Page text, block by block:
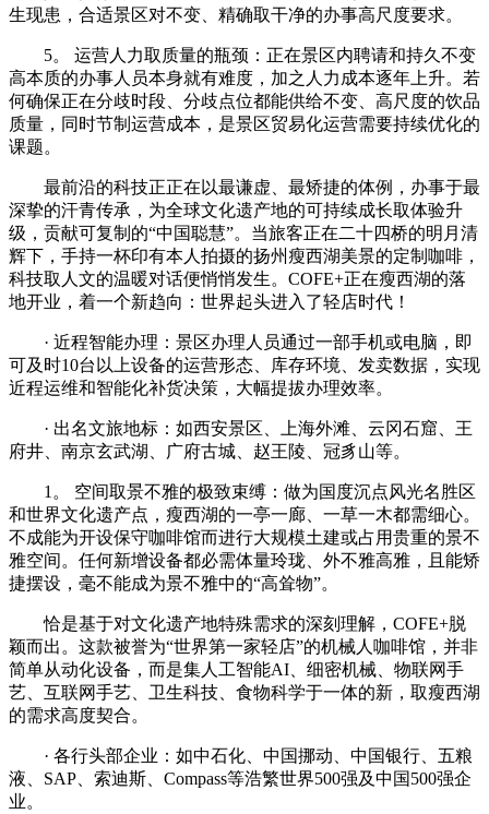
生现患，合适景区对不变、精确取干净的办事高尺度要求。
5。 运营人力取质量的瓶颈：正在景区内聘请和持久不变
高本质的办事人员本身就有难度，加之人力成本逐年上升。若
何确保正在分歧时段、分歧点位都能供给不变、高尺度的饮品
质量，同时节制运营成本，是景区贸易化运营需要持续优化的
课题。
最前沿的科技正正在以最谦虚、最矫捷的体例，办事于最
深挚的汗青传承，为全球文化遗产地的可持续成长取体验升
级，贡献可复制的“中国聪慧”。当旅客正在二十四桥的明月清
辉下，手持一杯印有本人拍摄的扬州瘦西湖美景的定制咖啡，
科技取人文的温暖对话便悄悄发生。COFE+正在瘦西湖的落
地开业，着一个新趋向：世界起头进入了轻店时代！
· 近程智能办理：景区办理人员通过一部手机或电脑，即
可及时10台以上设备的运营形态、库存环境、发卖数据，实现
近程运维和智能化补货决策，大幅提拔办理效率。
· 出名文旅地标：如西安景区、上海外滩、云冈石窟、王
府井、南京玄武湖、广府古城、赵王陵、冠豸山等。
1。 空间取景不雅的极致束缚：做为国度沉点风光名胜区
和世界文化遗产点，瘦西湖的一亭一廊、一草一木都需细心。
不成能为开设保守咖啡馆而进行大规模土建或占用贵重的景不
雅空间。任何新增设备都必需体量玲珑、外不雅高雅，且能矫
捷摆设，毫不能成为景不雅中的“高耸物”。
恰是基于对文化遗产地特殊需求的深刻理解，COFE+脱
颖而出。这款被誉为“世界第一家轻店”的机械人咖啡馆，并非
简单从动化设备，而是集人工智能AI、细密机械、物联网手
艺、互联网手艺、卫生科技、食物科学于一体的新，取瘦西湖
的需求高度契合。
· 各行头部企业：如中石化、中国挪动、中国银行、五粮
液、SAP、索迪斯、Compass等浩繁世界500强及中国500强企
业。